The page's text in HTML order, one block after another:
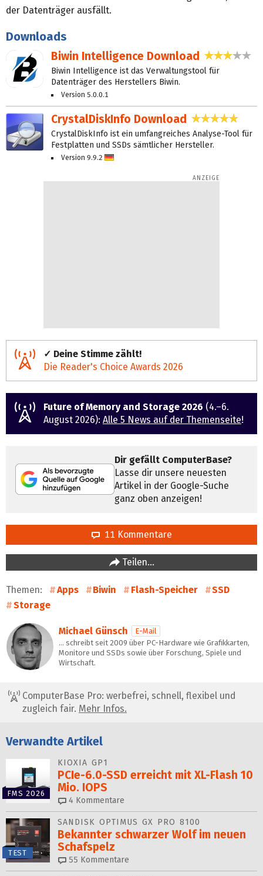
der Datenträger ausfällt.
Downloads
Biwin Intelligence Download 3,1
Biwin Intelligence ist das Verwaltungstool für
Datenträger des Herstellers Biwin.
Version 5.0.0.1
CrystalDiskInfo Download
CrystalDiskInfo ist ein umfangreiches Analyse-Tool für
Festplatten und SSDs sämtlicher Hersteller.
Version 9.9.2
✓ Deine Stimme zählt!
Die Reader's Choice Awards 2026
Future of Memory and Storage 2026 (4.–6.
August 2026): Alle 5 News auf der Themenseite!
Dir gefällt ComputerBase?
Lasse dir unsere neuesten
Artikel in der Google-Suche
ganz oben anzeigen!
11 Kommentare
Teilen…
Themen: Apps Biwin Flash-Speicher
SSD
Storage
Michael Günsch
E-Mail
… schreibt seit 2009 über PC-Hardware wie Grafikkarten,
Monitore und SSDs sowie über Forschung, Spiele und
Wirtschaft.
ComputerBase Pro: werbefrei, schnell, flexibel und
zugleich fair. Mehr Infos.
Verwandte Artikel
FMS 2026
KIOXIA GP1
PCIe-6.0-SSD erreicht mit XL-Flash 10
Mio. IOPS
4 Kommentare
TEST
SANDISK OPTIMUS GX PRO 8100
Bekannter schwarzer Wolf im neuen
Schafspelz
55 Kommentare